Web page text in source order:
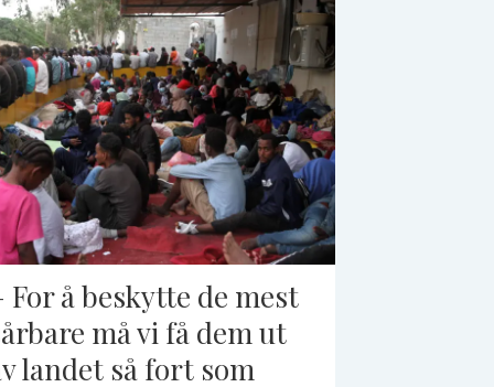
For å beskytte de mest
må vi få dem ut
landet så fort som